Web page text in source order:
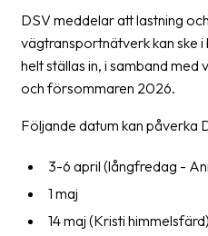
Pickups
Manuals
Barcode
scanner
Support
DSV meddelar att lastning
vägtransportnätverk kan ske
helt ställas in, i samband med
och försommaren 2026.
Följande datum kan påverka
3-6 april (långfredag -
1 maj
14 maj (Kristi himmelsfärd)